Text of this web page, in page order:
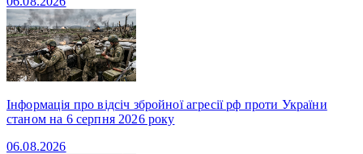
Інформація про відсіч збройної агресії рф проти України
станом на 6 серпня 2026 року
06.08.2026